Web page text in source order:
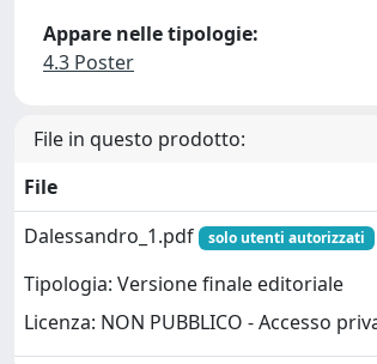
Appare nelle tipologie:
4.3 Poster
File in questo prodotto:
File
Dalessandro_1.pdf
solo utenti autorizzati
Tipologia: Versione finale editoriale
Licenza: NON PUBBLICO - Accesso